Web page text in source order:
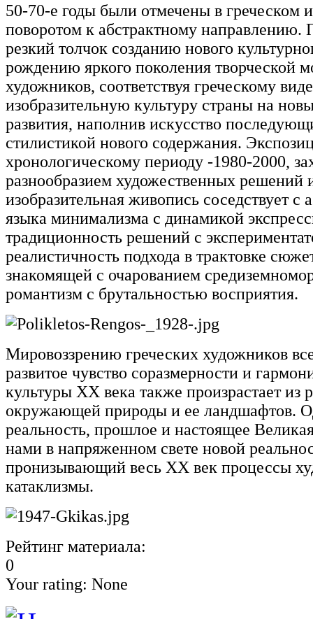
50-70-е годы были отмечены в греческом
поворотом к абстрактному направлению.
резкий толчок созданию нового
рождению яркого поколения творческой
художников, соответствуя греческому
изобразительную культуру страны на
развития, наполнив искусство
стилистикой нового содержания.
хронологическому периоду -1980-2000,
разнообразием художественных
изобразительная живопись соседствует с
языка минимализма с динамикой
традиционность решений с
реалистичность подхода в трактовке
знакомящей с очарованием
романтизм с брутальностью восприятия.
Мировоззрению греческих художников
развитое чувство соразмерности и
культуры ХХ века также произрастает из
окружающей природы и ее ландшафтов.
реальность, прошлое и настоящее
нами в напряженном свете новой
пронизывающий весь ХХ век процессы
катаклизмы.
Рейтинг материала:
0
Your rating: None